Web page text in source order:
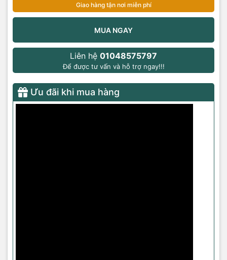
Giao hàng tận nơi miễn phí
MUA NGAY
Liên hệ 01048575797
Để được tư vấn và hỗ trợ ngay!!!
Ưu đãi khi mua hàng